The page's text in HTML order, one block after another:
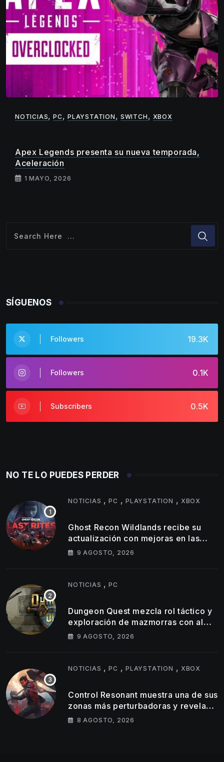
NOTICIAS,PC,PLAYSTATION , SWITCH , XBOX
Apex Legends presenta su nueva temporada,
Aceleración
1 MAYO, 2026
SÍGUENOS
19.3K
Followers
0.1K
Followers
0.5K
Subscribers
NO TE LO PUEDES PERDER
NOTICIAS ,PC ,PLAYSTATION , XBOX
Ghost Recon Wildlands recibe su
actualización con mejoras en las
consolas actuales y una nueva
9 AGOSTO, 2026
NOTICIAS ,PC
Dungeon Quest mezcla rol táctico y
exploración de mazmorras con alma
clásica
9 AGOSTO, 2026
NOTICIAS ,PC ,PLAYSTATION , XBOX
Control Resonant muestra una de sus
zonas más perturbadoras y revela
nuevos detalles de su gameplay
8 AGOSTO, 2026